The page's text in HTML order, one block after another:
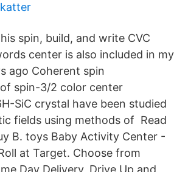
spin, build, and write CVC
center is also included in my
ago Coherent spin
spin-3/2 color center
SiC crystal have been studied
fields using methods of Read
B. toys Baby Activity Center -
at Target. Choose from
Day Delivery, Drive Up and